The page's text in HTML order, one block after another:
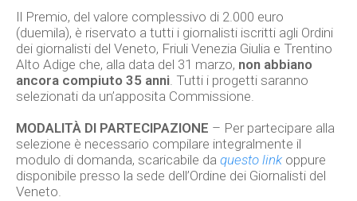
Il Premio, del valore complessivo di 2.000 euro
(duemila), è riservato a tutti i giornalisti iscritti agli Ordini
dei giornalisti del Veneto, Friuli Venezia Giulia e Trentino
Alto Adige che, alla data del 31 marzo, non abbiano
ancora compiuto 35 anni. Tutti i progetti saranno
selezionati da un’apposita Commissione.
MODALITÀ DI PARTECIPAZIONE – Per partecipare alla
selezione è necessario compilare integralmente il
modulo di domanda, scaricabile da questo link oppure
disponibile presso la sede dell’Ordine dei Giornalisti del
Veneto.